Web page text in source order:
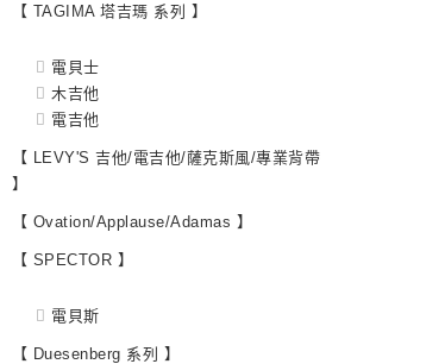
【 TAGIMA 塔吉瑪 系列 】
電貝士
木吉他
電吉他
【 LEVY'S 吉他/電吉他/薩克斯風/專業背帶
】
【 Ovation/Applause/Adamas 】
【 SPECTOR 】
電貝斯
【 Duesenberg 系列 】